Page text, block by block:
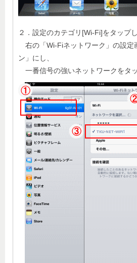
２．設定のカテゴリ[Wi-Fi]をタップし
右の「Wi-Fiネットワーク」の設定
ン」にし、
一番信号の強いネットワークをタッ